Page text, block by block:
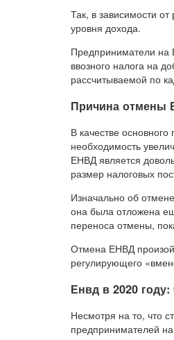
Так, в зависимости
уровня дохода.
Предприниматели
ввозного налога на
рассчитываемой по
Причина отмены
В качестве
необходимость
ЕНВД является
размер налоговых
Изначально об
она была отложена
переноса отмены,
Отмена ЕНВД
регулирующего
Енвд в 2020 году:
Несмотря на то, что
предпринимателей